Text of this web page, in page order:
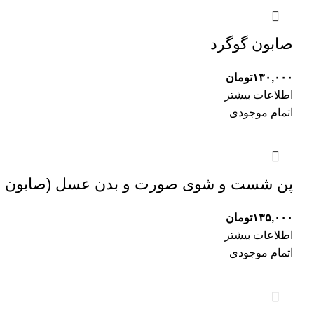
صابون گوگرد
۱۳۰,۰۰۰تومان
اطلاعات بیشتر
اتمام موجودی
پن شست و شوی صورت و بدن عسل
۱۳۵,۰۰۰تومان
اطلاعات بیشتر
اتمام موجودی